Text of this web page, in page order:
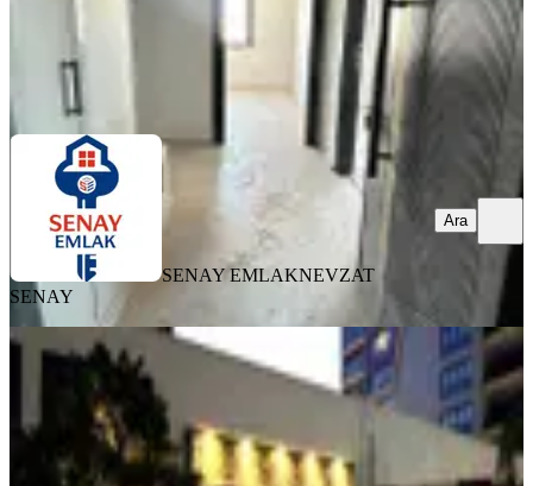
SENAY EMLAK
SENAY EMLAKNEVZAT
SENAY
Ara
YENİ
Adana Öğretmenler Bulvarında
Ultralüks Satılık Daire
Seyhan, 2000 Evler Mahallesi
4+1·245 m² ·6. Kat ·07.08.2026